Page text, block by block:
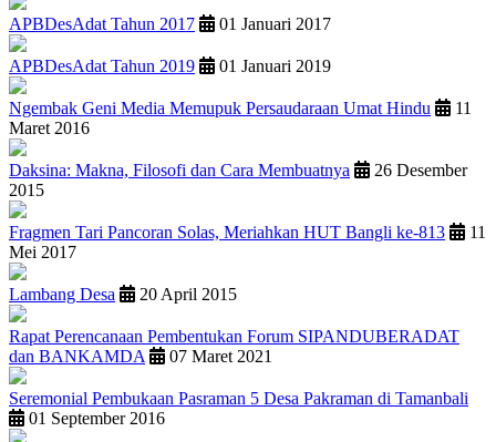
APBDesAdat Tahun 2017 01 Januari 2017
APBDesAdat Tahun 2019 01 Januari 2019
Ngembak Geni Media Memupuk Persaudaraan Umat Hindu
11
Maret 2016
Daksina: Makna, Filosofi dan Cara Membuatnya
26 Desember
2015
Fragmen Tari Pancoran Solas, Meriahkan HUT Bangli ke-813
11
Mei 2017
Lambang Desa 20 April 2015
Rapat Perencanaan Pembentukan Forum SIPANDUBERADAT
dan BANKAMDA
07 Maret 2021
Seremonial Pembukaan Pasraman 5 Desa Pakraman di Tamanbali
01 September 2016